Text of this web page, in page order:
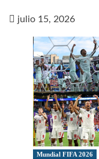
julio 15, 2026
Mundial FIFA 2026